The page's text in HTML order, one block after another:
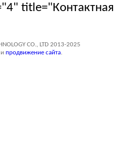
CO., LTD 2013-2025
и продвижение сайта.